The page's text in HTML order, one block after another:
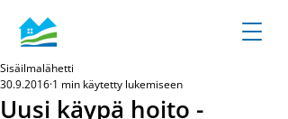
Uusi käypä hoito -
Sisäilmalähetti
30.9.2016 1 min käytetty lukemiseen